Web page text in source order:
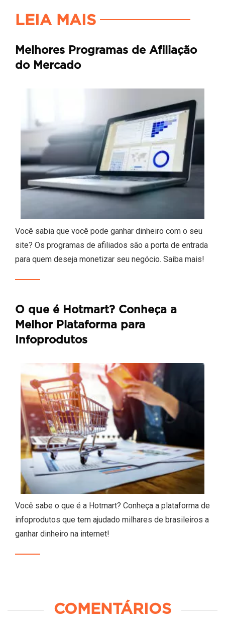
LEIA MAIS
Melhores Programas de Afiliação
do Mercado
Você sabia que você pode ganhar dinheiro com o seu
site? Os programas de afiliados são a porta de entrada
para quem deseja monetizar seu negócio. Saiba mais!
O que é Hotmart? Conheça a
Melhor Plataforma para
Infoprodutos
Você sabe o que é a Hotmart? Conheça a plataforma de
infoprodutos que tem ajudado milhares de brasileiros a
ganhar dinheiro na internet!
COMENTÁRIOS